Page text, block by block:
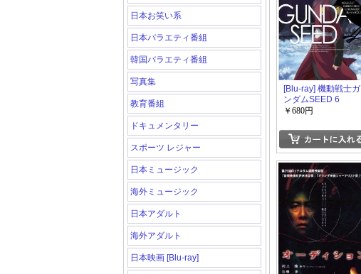
日本お笑い系
日本バラエティ番組
韓国バラエティ番組
写真集
教育番組
ドキュメンタリー
スポーツ レジャー
日本ミュージック
海外ミュージック
日本アダルト
海外アダルト
日本映画 [Blu-ray]
[Blu-ray] 機動戦士ガ
ンダムSEED 6
￥680円